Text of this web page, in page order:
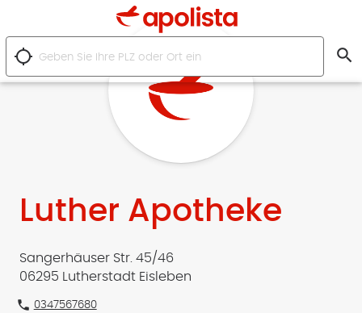
location_searching search
Luther Apotheke
Sangerhäuser Str. 45/46
06295 Lutherstadt Eisleben
phone 0347567680